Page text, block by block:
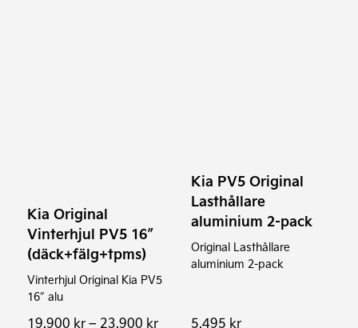
Kia Original
Vinterhjul PV5 16″
(däck+fälg+tpms)
Vinterhjul Original Kia PV5
16″ alu
19.900 kr– 23.900 krPrisintervall:
olika
alternativen
kan
på
Kia PV5 Original
Lasthållare
aluminium 2-pack
Original Lasthållare
aluminium 2-pack
5.495 kr